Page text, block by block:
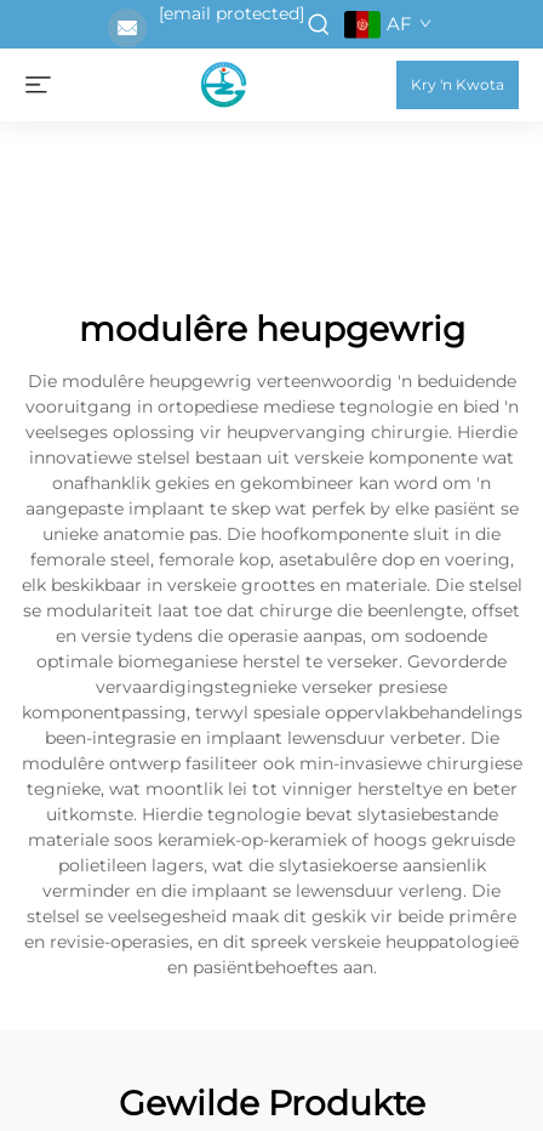
[email protected] AF
Kry 'n Kwota
modulêre heupgewrig
Die modulêre heupgewrig verteenwoordig 'n beduidende
vooruitgang in ortopediese mediese tegnologie en bied 'n
veelseges oplossing vir heupvervanging chirurgie. Hierdie
innovatiewe stelsel bestaan uit verskeie komponente wat
onafhanklik gekies en gekombineer kan word om 'n
aangepaste implaant te skep wat perfek by elke pasiënt se
unieke anatomie pas. Die hoofkomponente sluit in die
femorale steel, femorale kop, asetabulêre dop en voering,
elk beskikbaar in verskeie groottes en materiale. Die stelsel
se modulariteit laat toe dat chirurge die beenlengte, offset
en versie tydens die operasie aanpas, om sodoende
optimale biomeganiese herstel te verseker. Gevorderde
vervaardigingstegnieke verseker presiese
komponentpassing, terwyl spesiale oppervlakbehandelings
been-integrasie en implaant lewensduur verbeter. Die
modulêre ontwerp fasiliteer ook min-invasiewe chirurgiese
tegnieke, wat moontlik lei tot vinniger hersteltye en beter
uitkomste. Hierdie tegnologie bevat slytasiebestande
materiale soos keramiek-op-keramiek of hoogs gekruisde
polietileen lagers, wat die slytasiekoerse aansienlik
verminder en die implaant se lewensduur verleng. Die
stelsel se veelsegesheid maak dit geskik vir beide primêre
en revisie-operasies, en dit spreek verskeie heuppatologieë
en pasiëntbehoeftes aan.
Gewilde Produkte